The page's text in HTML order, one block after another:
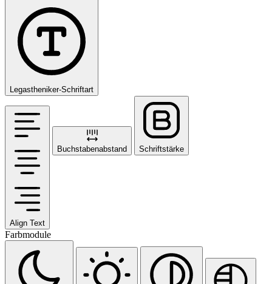
Legastheniker-Schriftart
Align Text
Buchstabenabstand Schriftstärke
Farbmodule